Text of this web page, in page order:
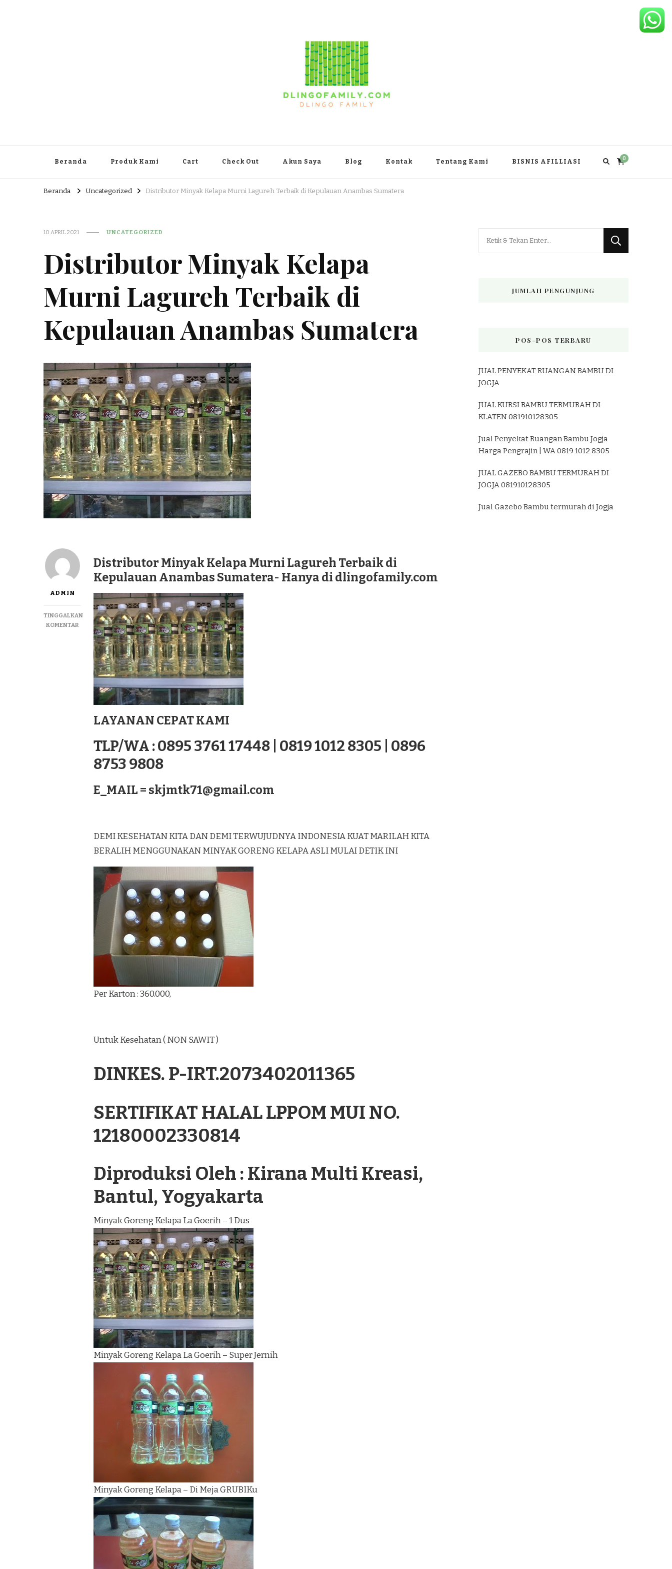
Beranda Produk Kami Cart Check Out Akun Saya Blog Kontak Tentang Kami BISNIS AFILLIASI 0
Beranda Uncategorized Distributor Minyak Kelapa Murni Lagureh Terbaik di Kepulauan Anambas Sumatera
10 APRIL 2021 UNCATEGORIZED
Distributor Minyak Kelapa
Murni Lagureh Terbaik di
Kepulauan Anambas Sumatera
ADMIN
TINGGALKAN
KOMENTARPADA
DISTRIBUTOR
MINYAK
KELAPA
MURNI
LAGUREH
KEPULAUAN
SUMATERA
Distributor Minyak Kelapa Murni Lagureh Terbaik di
Kepulauan Anambas Sumatera- Hanya di dlingofamily.com
LAYANAN CEPAT KAMI
TLP/WA : 0895 3761 17448 | 0819 1012 8305 | 0896
8753 9808
E_MAIL = skjmtk71@gmail.com
DEMI KESEHATAN KITA DAN DEMI TERWUJUDNYA INDONESIA KUAT MARILAH KITA
BERALIH MENGGUNAKAN MINYAK GORENG KELAPA ASLI MULAI DETIK INI
Per Karton : 360.000,
Untuk Kesehatan ( NON SAWIT )
DINKES. P-IRT.2073402011365
SERTIFIKAT HALAL LPPOM MUI NO.
12180002330814
Diproduksi Oleh : Kirana Multi Kreasi,
Bantul, Yogyakarta
Minyak Goreng Kelapa La Goerih – 1 Dus
Minyak Goreng Kelapa La Goerih – Super Jernih
Minyak Goreng Kelapa – Di Meja GRUBIKu
JUMLAH PENGUNJUNG
POS-POS TERBARU
JUAL PENYEKAT RUANGAN BAMBU DI
JOGJA
JUAL KURSI BAMBU TERMURAH DI
KLATEN 081910128305
Jual Penyekat Ruangan Bambu Jogja
Harga Pengrajin | WA 0819 1012 8305
JUAL GAZEBO BAMBU TERMURAH DI
JOGJA 081910128305
Jual Gazebo Bambu termurah di Jogja